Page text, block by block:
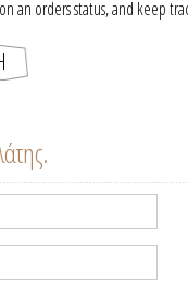
orders status, and keep